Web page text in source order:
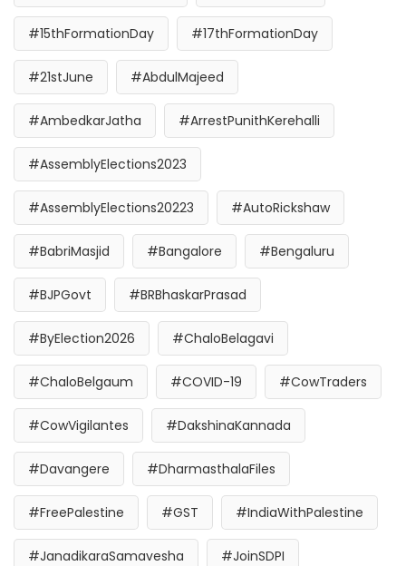
#15thFormationDay #17thFormationDay
#21stJune #AbdulMajeed
#AmbedkarJatha #ArrestPunithKerehalli
#AssemblyElections2023
#AssemblyElections20223 #AutoRickshaw
#BabriMasjid #Bangalore #Bengaluru
#BJPGovt #BRBhaskarPrasad
#ByElection2026 #ChaloBelagavi
#ChaloBelgaum #COVID-19 #CowTraders
#CowVigilantes #DakshinaKannada
#Davangere #DharmasthalaFiles
#FreePalestine #GST #IndiaWithPalestine
#JanadikaraSamavesha #JoinSDPI